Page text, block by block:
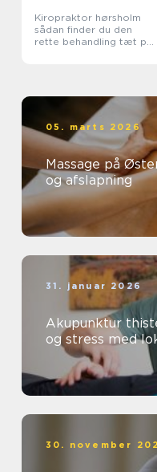
Kiropraktor hørsholm
sådan finder du den
rette behandling tæt på
05. marts 2026
Massage på
og afslapning
31. januar 2026
Akupunktur thisted lindring af
og stress med
30. november